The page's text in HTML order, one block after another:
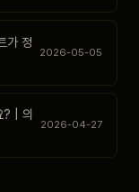
가 정
2026-05-05
? | 의
2026-04-27